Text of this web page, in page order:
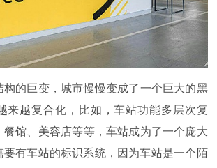
构的巨变，城市慢慢变成了一个巨大的黑
来越复合化，比如，车站功能多层次复
餐馆、美容店等等，车站成为了一个庞大
有车站的标识系统，因为车站是一个陌